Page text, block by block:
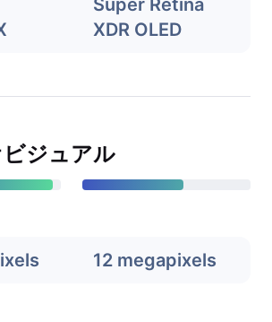
Super Retina
XDR OLED
ジュアル
12 megapixels